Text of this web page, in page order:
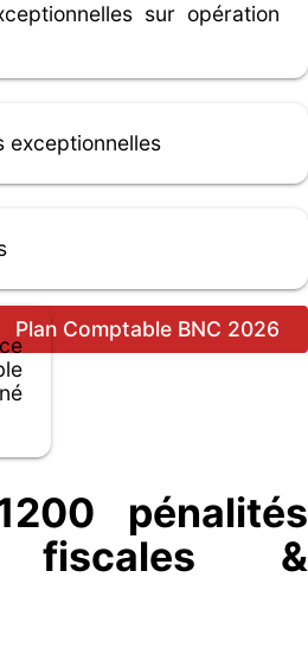
sur opération
exceptionnelles
Plan Comptable BNC 2026
pénalités
fiscales &